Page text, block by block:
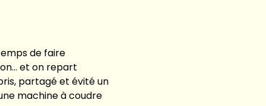
de faire
et on repart
partagé et évité un
machine à coudre